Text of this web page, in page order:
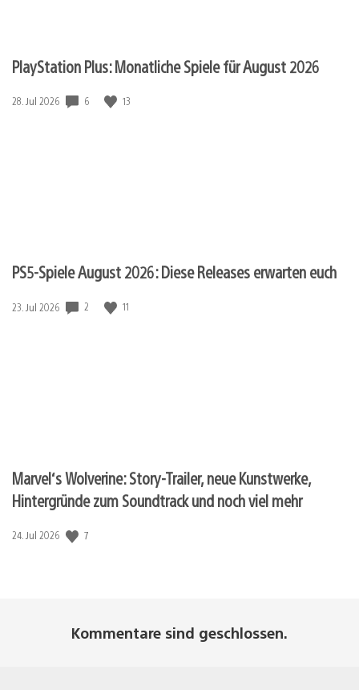
PlayStation Plus: Monatliche Spiele für August 2026
Veröffentlichungsdatum:
28. Jul 2026 6 13
PS5-Spiele August 2026: Diese Releases erwarten euch
Veröffentlichungsdatum:
23. Jul 2026 2 11
Marvel‘s Wolverine: Story-Trailer, neue Kunstwerke,
Hintergründe zum Soundtrack und noch viel mehr
Veröffentlichungsdatum:
24. Jul 2026 7
Kommentare sind geschlossen.